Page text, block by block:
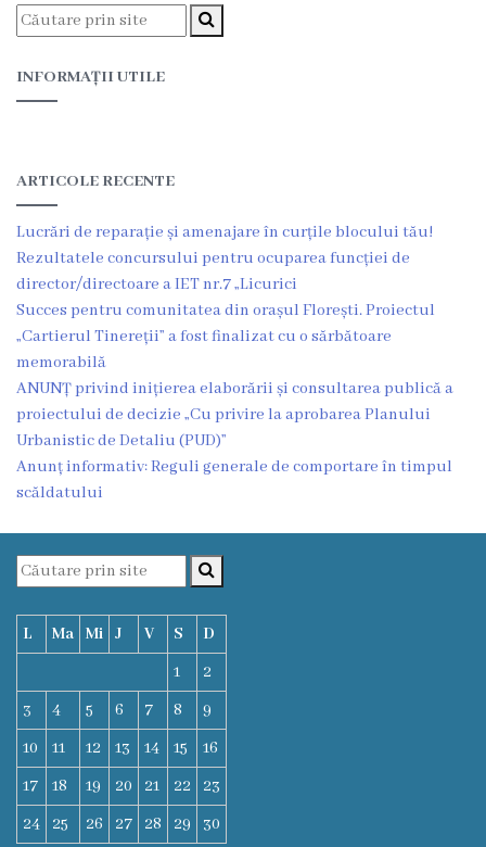
Proiecte
prioritare
finalizate
Instituții
subordonate
Funcţii
vacante
Consiliul
Regulamentul
Consiliului
Ședințele
Consiliului
online
INFORMAȚII UTILE
ARTICOLE RECENTE
Lucrări de reparație și amenajare în curțile blocului tău!
Rezultatele concursului pentru ocuparea funcției de
director/directoare a IET nr.7 „Licurici
Succes pentru comunitatea din orașul Florești. Proiectul
„Cartierul Tinereții” a fost finalizat cu o sărbătoare
memorabilă
ANUNȚ privind inițierea elaborării și consultarea publică a
proiectului de decizie „Cu privire la aprobarea Planului
Urbanistic de Detaliu (PUD)”
Anunț informativ: Reguli generale de comportare în timpul
scăldatului
L Ma Mi J V S
D
1
2
3
4 5 6 7 8
9
10
11 12 13 14 15
16
17
18 19 20 21 22
23
24
25 26 27 28 29 30